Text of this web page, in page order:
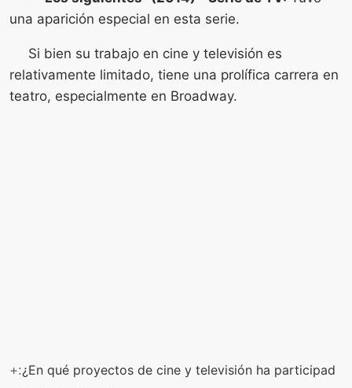
una aparición especial en esta serie.
Si bien su trabajo en cine y televisión es
relativamente limitado, tiene una prolífica carrera en
teatro, especialmente en Broadway.
+:¿En qué proyectos de cine y televisión ha participad